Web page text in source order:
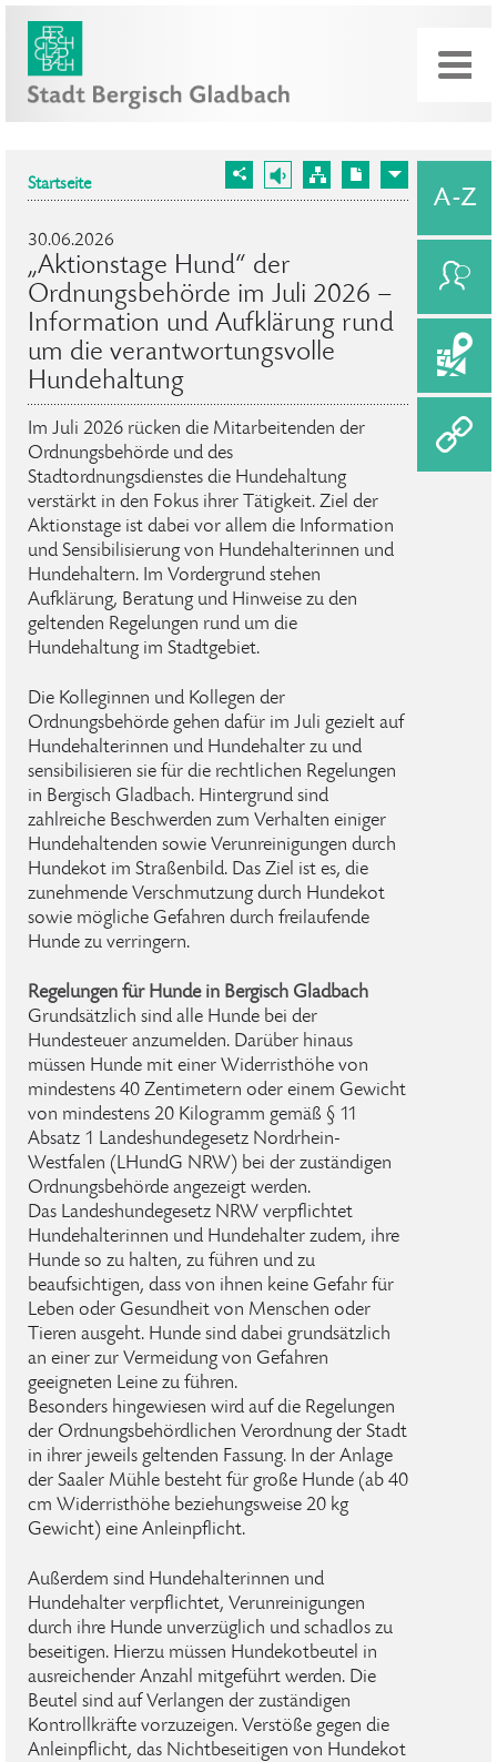
Startseite
30.06.2026
„Aktionstage Hund“ der
Ordnungsbehörde im Juli 2026 –
Information und Aufklärung rund
um die verantwortungsvolle
Hundehaltung
Im Juli 2026 rücken die Mitarbeitenden der
Ordnungsbehörde und des
Stadtordnungsdienstes die Hundehaltung
verstärkt in den Fokus ihrer Tätigkeit. Ziel der
Aktionstage ist dabei vor allem die Information
und Sensibilisierung von Hundehalterinnen und
Hundehaltern. Im Vordergrund stehen
Aufklärung, Beratung und Hinweise zu den
geltenden Regelungen rund um die
Hundehaltung im Stadtgebiet.
Die Kolleginnen und Kollegen der
Ordnungsbehörde gehen dafür im Juli gezielt auf
Hundehalterinnen und Hundehalter zu und
sensibilisieren sie für die rechtlichen Regelungen
in Bergisch Gladbach. Hintergrund sind
zahlreiche Beschwerden zum Verhalten einiger
Hundehaltenden sowie Verunreinigungen durch
Hundekot im Straßenbild. Das Ziel ist es, die
zunehmende Verschmutzung durch Hundekot
sowie mögliche Gefahren durch freilaufende
Hunde zu verringern.
Regelungen für Hunde in Bergisch Gladbach
Grundsätzlich sind alle Hunde bei der
Hundesteuer anzumelden. Darüber hinaus
müssen Hunde mit einer Widerristhöhe von
mindestens 40 Zentimetern oder einem Gewicht
von mindestens 20 Kilogramm gemäß § 11
Absatz 1 Landeshundegesetz Nordrhein-
Westfalen (LHundG NRW) bei der zuständigen
Ordnungsbehörde angezeigt werden.
Das Landeshundegesetz NRW verpflichtet
Hundehalterinnen und Hundehalter zudem, ihre
Hunde so zu halten, zu führen und zu
beaufsichtigen, dass von ihnen keine Gefahr für
Leben oder Gesundheit von Menschen oder
Tieren ausgeht. Hunde sind dabei grundsätzlich
an einer zur Vermeidung von Gefahren
geeigneten Leine zu führen.
Besonders hingewiesen wird auf die Regelungen
der Ordnungsbehördlichen Verordnung der Stadt
in ihrer jeweils geltenden Fassung. In der Anlage
der Saaler Mühle besteht für große Hunde (ab 40
cm Widerristhöhe beziehungsweise 20 kg
Gewicht) eine Anleinpflicht.
Außerdem sind Hundehalterinnen und
Hundehalter verpflichtet, Verunreinigungen
durch ihre Hunde unverzüglich und schadlos zu
beseitigen. Hierzu müssen Hundekotbeutel in
ausreichender Anzahl mitgeführt werden. Die
Beutel sind auf Verlangen der zuständigen
Kontrollkräfte vorzuzeigen. Verstöße gegen die
Anleinpflicht, das Nichtbeseitigen von Hundekot